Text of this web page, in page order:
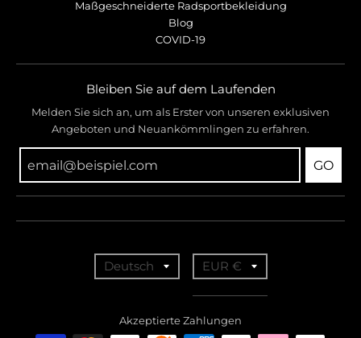
Maßgeschneiderte Radsportbekleidung
Blog
COVID-19
Bleiben Sie auf dem Laufenden
Melden Sie sich an, um als Erster von unseren exklusiven
Angeboten und Neuankömmlingen zu erfahren.
GO
Deutsch
a
EUR €
Akzeptierte Zahlungen